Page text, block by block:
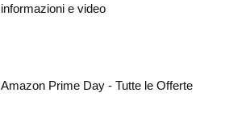
informazioni e video
Amazon Prime Day - Tutte le Offerte